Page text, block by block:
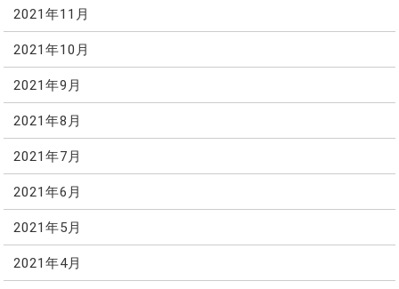
2021年11月
2021年10月
2021年9月
2021年8月
2021年7月
2021年6月
2021年5月
2021年4月